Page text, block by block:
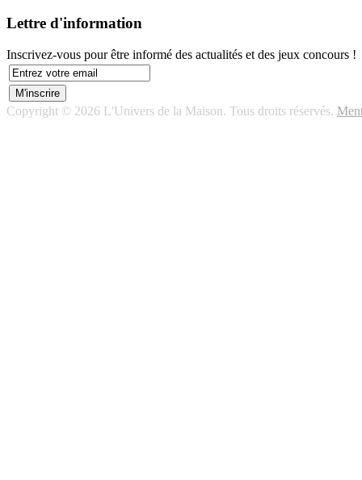
Lettre d'information
Inscrivez-vous pour être informé des actualités et des jeux concours !
Copyright © 2026 L'Univers de la Maison. Tous droits réservés.